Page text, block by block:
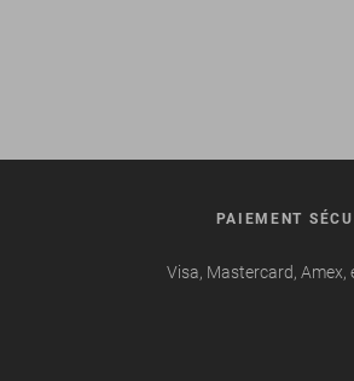
PAIEMENT
Visa, Mastercard, Amex,